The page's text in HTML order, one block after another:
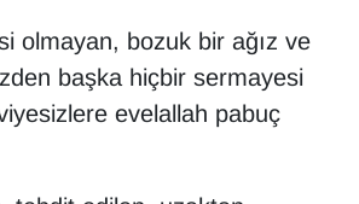
olmayan, bozuk bir ağız ve
başka hiçbir sermayesi
evelallah pabuç